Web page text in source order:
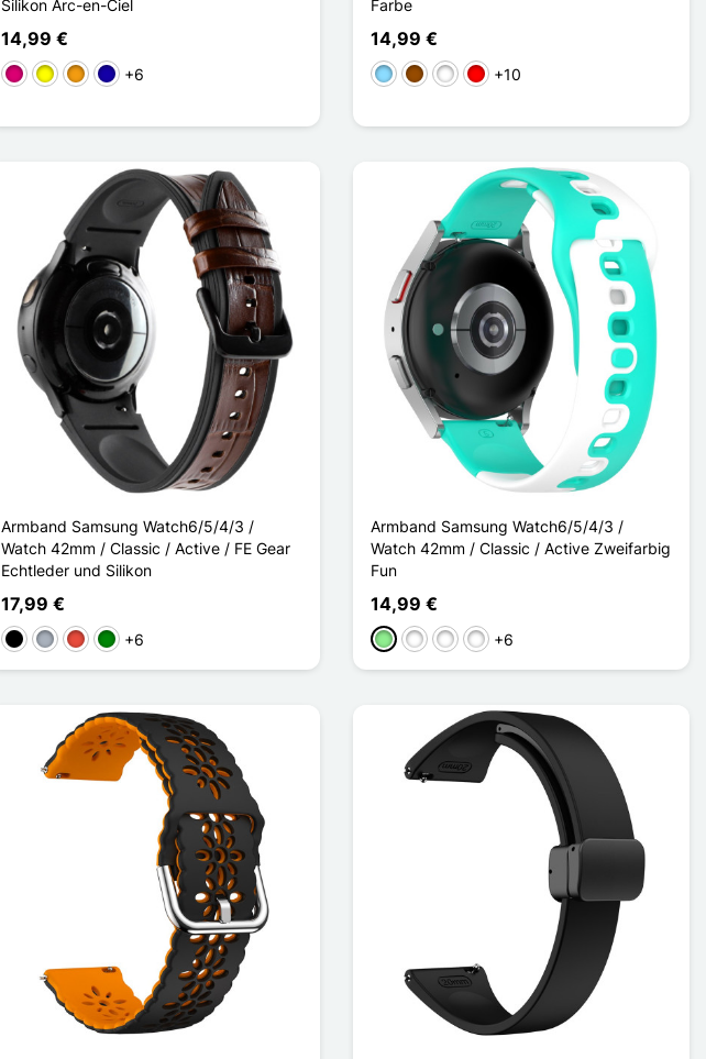
Silikon Arc-en-Ciel
14,99 €
Magenta
GelbOrangeDunkelblau
+6
Farbe
14,99 €
Hellblau
BraunRose / Blanc
Rouge / Noir
+10
Armband Samsung Watch6/5/4/3 /
Watch 42mm / Classic / Active / FE Gear
Echtleder und Silikon
17,99 €
Schwarz
GrauRot Grün+6
Armband Samsung Watch6/5/4/3 /
Watch 42mm / Classic / Active Zweifarbig
Fun
14,99 €
HellgrünRose / Blanc
Gris / Blanc
Rouge / Vert
+6